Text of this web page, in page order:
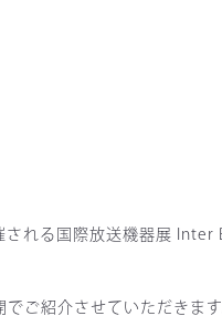
れる国際放送機器展 Inter
ご紹介させていただきます